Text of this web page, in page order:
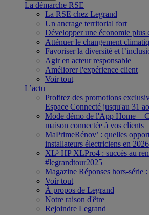
La démarche RSE
La RSE chez Legrand
Un ancrage territorial fort
Développer une économie plus
Atténuer le changement
Favoriser la diversité et
Agir en acteur responsable
Améliorer l'expérience client
Voir tout
L’actu
Profitez des promotions
Espace Connecté jusqu'au 31
Mode démo de l'App Home +
maison connectée à vos clients
MaPrimeRénov’ : quelles
installateurs électriciens en
XL³ HP XLPro4 : succès au
#legrandtour2025
Magazine Réponses hors-série
Voir tout
À propos de Legrand
Notre raison d'être
Rejoindre Legrand